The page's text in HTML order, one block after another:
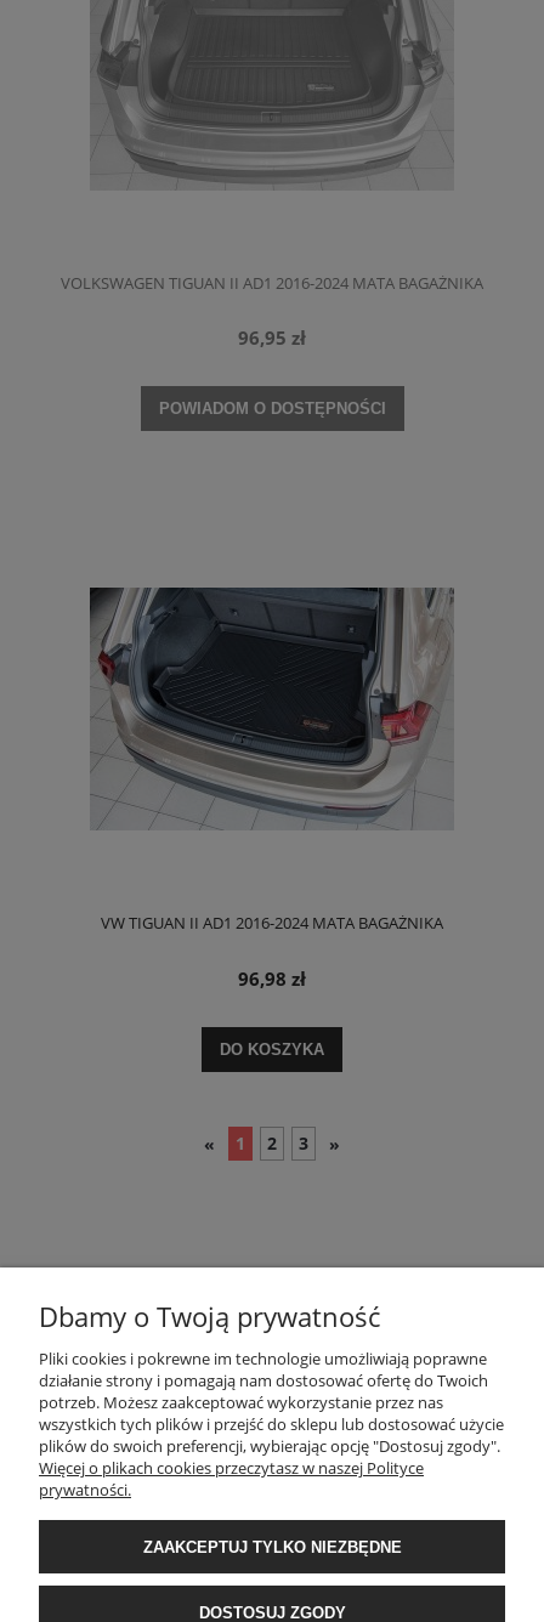
VOLKSWAGEN TIGUAN II AD1 2016-2024 MATA BAGAŻNIKA
96,95 zł
POWIADOM O DOSTĘPNOŚCI
VW TIGUAN II AD1 2016-2024 MATA BAGAŻNIKA
96,98 zł
DO KOSZYKA
« 1 2 3 »
POMOC
MOJE KONTO
INFORMACJE
Dbamy o Twoją prywatność
Pliki cookies i pokrewne im technologie umożliwiają poprawne
działanie strony i pomagają nam dostosować ofertę do Twoich
potrzeb. Możesz zaakceptować wykorzystanie przez nas
wszystkich tych plików i przejść do sklepu lub dostosować użycie
plików do swoich preferencji, wybierając opcję "Dostosuj zgody".
Więcej o plikach cookies przeczytasz w naszej Polityce
prywatności.
ZAAKCEPTUJ TYLKO NIEZBĘDNE
DOSTOSUJ ZGODY